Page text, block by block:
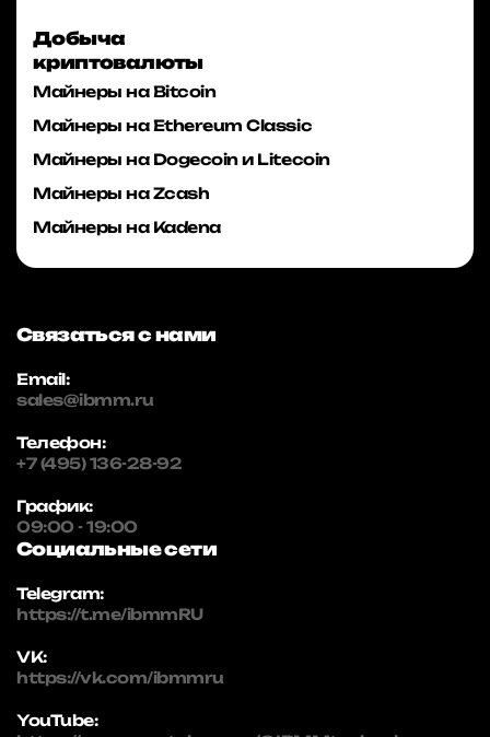
Добыча
криптовалюты
Майнеры на Bitcoin
Майнеры на Ethereum Classic
Майнеры на Dogecoin и Litecoin
Майнеры на Zcash
Майнеры на Kadena
Связаться с нами
Email:
sales@ibmm.ru
Телефон:
+7 (495) 136-28-92
График:
09:00 - 19:00
Социальные сети
Telegram:
https://t.me/ibmmRU
VK:
https://vk.com/ibmmru
YouTube: